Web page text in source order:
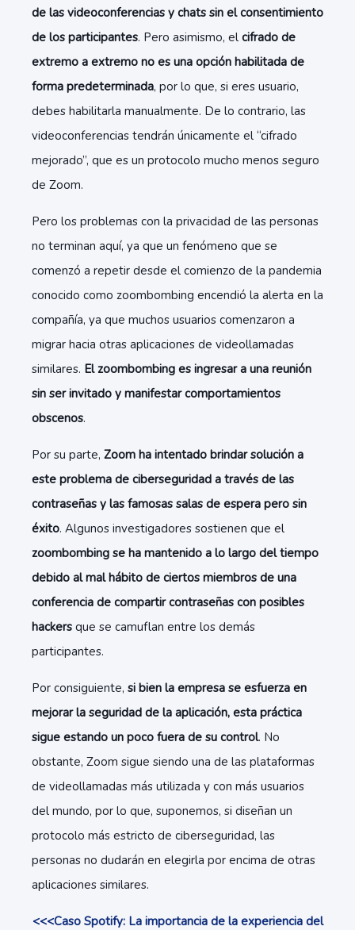
de las videoconferencias y chats sin el consentimiento
de los participantes. Pero asimismo, el cifrado de
extremo a extremo no es una opción habilitada de
forma predeterminada, por lo que, si eres usuario,
debes habilitarla manualmente. De lo contrario, las
videoconferencias tendrán únicamente el “cifrado
mejorado”, que es un protocolo mucho menos seguro
de Zoom.
Pero los problemas con la privacidad de las personas
no terminan aquí, ya que un fenómeno que se
comenzó a repetir desde el comienzo de la pandemia
conocido como zoombombing encendió la alerta en la
compañía, ya que muchos usuarios comenzaron a
migrar hacia otras aplicaciones de videollamadas
similares. El zoombombing es ingresar a una reunión
sin ser invitado y manifestar comportamientos
obscenos.
Por su parte, Zoom ha intentado brindar solución a
este problema de ciberseguridad a través de las
contraseñas y las famosas salas de espera pero sin
éxito. Algunos investigadores sostienen que el
zoombombing se ha mantenido a lo largo del tiempo
debido al mal hábito de ciertos miembros de una
conferencia de compartir contraseñas con posibles
hackers que se camuflan entre los demás
participantes.
Por consiguiente, si bien la empresa se esfuerza en
mejorar la seguridad de la aplicación, esta práctica
sigue estando un poco fuera de su control. No
obstante, Zoom sigue siendo una de las plataformas
de videollamadas más utilizada y con más usuarios
del mundo, por lo que, suponemos, si diseñan un
protocolo más estricto de ciberseguridad, las
personas no dudarán en elegirla por encima de otras
aplicaciones similares.
<<<Caso Spotify: La importancia de la experiencia del